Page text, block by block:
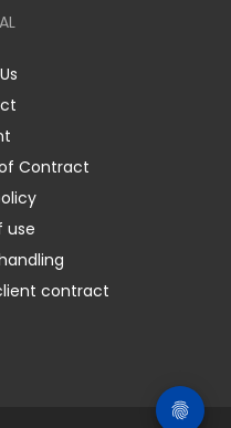
Contract
use
contract